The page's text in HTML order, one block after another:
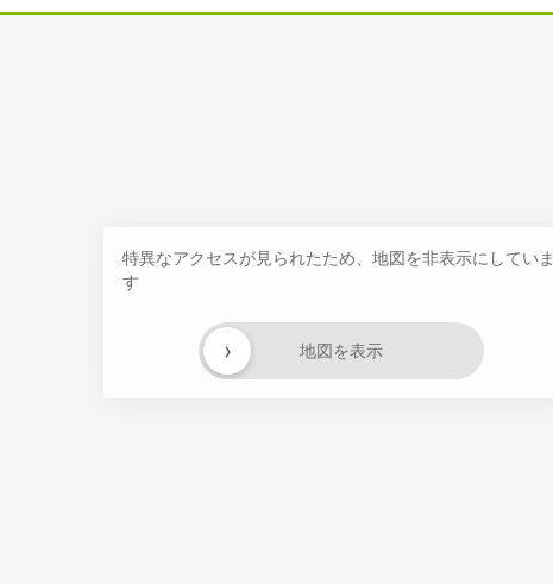
特異なアクセスが見られたため、地図を非表示にしていま
す
地図を表示
›